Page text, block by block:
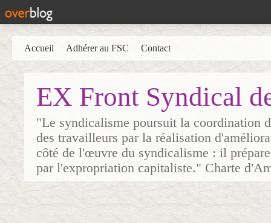
EX Front Syndical
"Le syndicalisme poursuit la coordination
des travailleurs par la réalisation
côté de l'œuvre du syndicalisme : il
par l'expropriation capitaliste." Charte
Accueil Adhérer au FSC Contact